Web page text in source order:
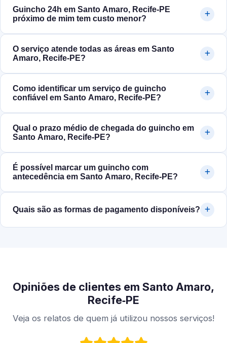
Guincho 24h em Santo Amaro, Recife‑PE
próximo de mim tem custo menor?
O serviço atende todas as áreas em Santo
Amaro, Recife‑PE?
Como identificar um serviço de guincho
confiável em Santo Amaro, Recife‑PE?
Qual o prazo médio de chegada do guincho em
Santo Amaro, Recife‑PE?
É possível marcar um guincho com
antecedência em Santo Amaro, Recife‑PE?
Quais são as formas de pagamento disponíveis?
Opiniões de clientes em Santo Amaro,
Recife‑PE
Veja os relatos de quem já utilizou nossos serviços!